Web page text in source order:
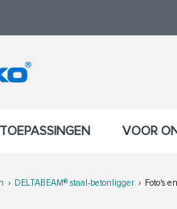
VOOR
DELTABEAM® staal-betonligger Foto's